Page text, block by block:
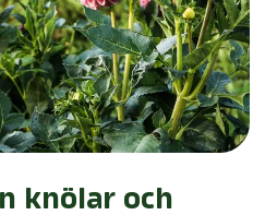
knölar och